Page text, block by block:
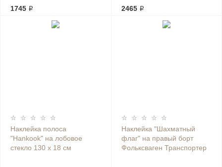
1745 ₽ 2465 ₽
Наклейка полоса
"Hankook" на лобовое
стекло 130 х 18 см
Наклейка "Шахматный
флаг" на правый борт
Фольксваген Транспортер